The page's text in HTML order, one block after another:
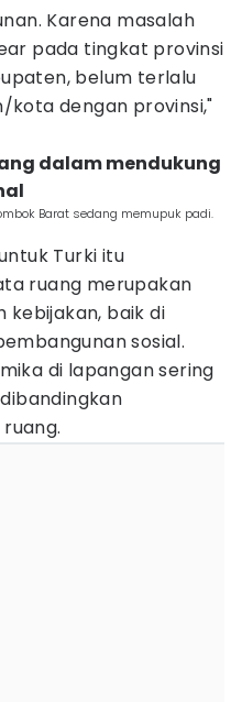
Karena masalah
pada tingkat provinsi
belum terlalu
dengan provinsi,"
dalam mendukung
Barat sedang memupuk padi.
Turki itu
ruang merupakan
kebijakan, baik di
sosial.
di lapangan sering